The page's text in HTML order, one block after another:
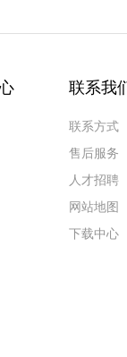
联系我
联系方式
售后服务
人才招聘
网站地图
下载中心